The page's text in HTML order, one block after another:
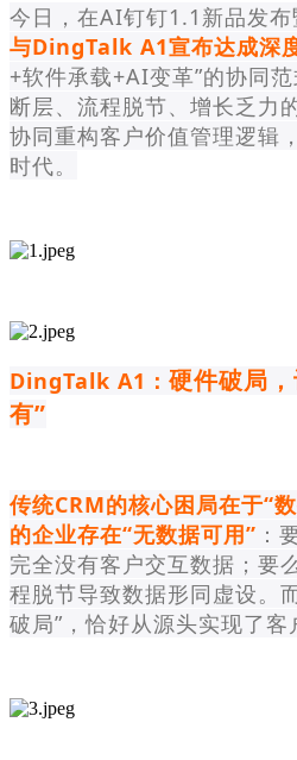
今日，在AI钉钉1.1新品发
与DingTalk A1宣布达成深
+软件承载+AI变革”的协同
断层、流程脱节、增长乏力
协同重构客户价值管理逻辑
时代。
DingTalk A1： 硬件破局
有”
传统CRM的核心困局在于“
的企业存在“无数据可用” ：
完全没有客户交互数据；要
程脱节导致数据形同虚设。
破局”，恰好从源头实现了客